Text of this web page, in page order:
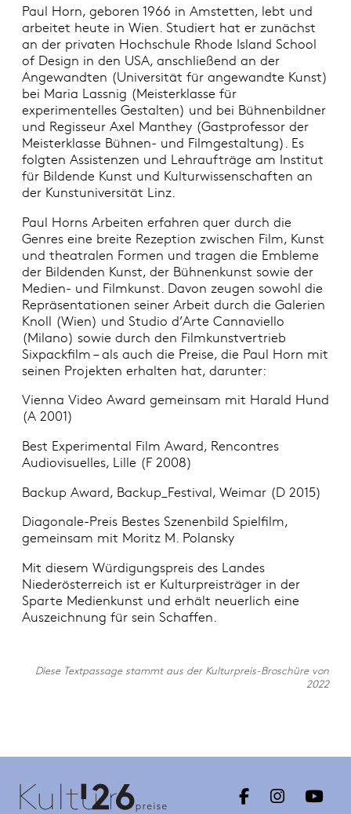
Paul Horn, geboren 1966 in Amstetten, lebt und
arbeitet heute in Wien. Studiert hat er zunächst
an der privaten Hochschule Rhode Island School
of Design in den USA, anschließend an der
Angewandten (Universität für angewandte Kunst)
bei Maria Lassnig (Meisterklasse für
experimentelles Gestalten) und bei Bühnenbildner
und Regisseur Axel Manthey (Gastprofessor der
Meisterklasse Bühnen- und Filmgestaltung). Es
folgten Assistenzen und Lehraufträge am Institut
für Bildende Kunst und Kulturwissenschaften an
der Kunstuniversität Linz.
Paul Horns Arbeiten erfahren quer durch die
Genres eine breite Rezeption zwischen Film, Kunst
und theatralen Formen und tragen die Embleme
der Bildenden Kunst, der Bühnenkunst sowie der
Medien- und Filmkunst. Davon zeugen sowohl die
Repräsentationen seiner Arbeit durch die Galerien
Knoll (Wien) und Studio d’Arte Cannaviello
(Milano) sowie durch den Filmkunstvertrieb
Sixpackfilm – als auch die Preise, die Paul Horn mit
seinen Projekten erhalten hat, darunter:
Vienna Video Award gemeinsam mit Harald Hund
(A 2001)
Best Experimental Film Award, Rencontres
Audiovisuelles, Lille (F 2008)
Backup Award, Backup_Festival, Weimar (D 2015)
Diagonale-Preis Bestes Szenenbild Spielfilm,
gemeinsam mit Moritz M. Polansky
Mit diesem Würdigungspreis des Landes
Niederösterreich ist er Kulturpreisträger in der
Sparte Medienkunst und erhält neuerlich eine
Auszeichnung für sein Schaffen.
Diese Textpassage stammt aus der Kulturpreis-Broschüre von
2022